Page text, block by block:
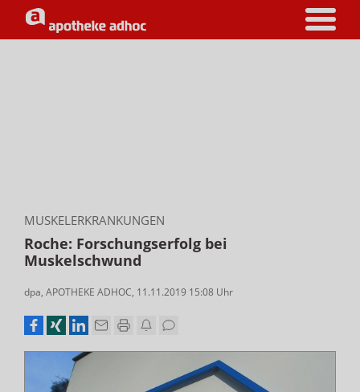
MUSKELERKRANKUNGEN
Roche: Forschungserfolg bei
Muskelschwund
dpa, APOTHEKE ADHOC, 11.11.2019 15:08 Uhr